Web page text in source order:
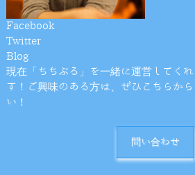
Facebook
Twitter
Blog
現在「ちちぶる」を一緒に運営してく
す！ご興味のある方は、ぜひこちらか
い！
問い合わせ